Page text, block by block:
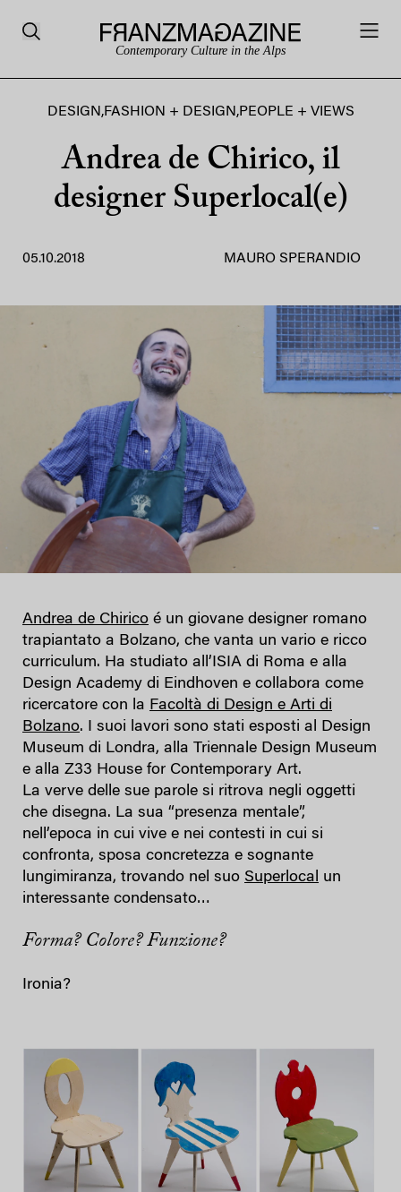
Contemporary Culture in the Alps
DESIGN ,FASHION + DESIGN ,PEOPLE + VIEWS
Andrea de Chirico, il
designer Superlocal(e)
05.10.2018 MAURO SPERANDIO
Andrea de Chirico é un giovane designer romano
trapiantato a Bolzano, che vanta un vario e ricco
curriculum. Ha studiato all’ISIA di Roma e alla
Design Academy di Eindhoven e collabora come
ricercatore con la Facoltà di Design e Arti di
Bolzano. I suoi lavori sono stati esposti al Design
Museum di Londra, alla Triennale Design Museum
e alla Z33 House for Contemporary Art.
La verve delle sue parole si ritrova negli oggetti
che disegna. La sua “presenza mentale”,
nell’epoca in cui vive e nei contesti in cui si
confronta, sposa concretezza e sognante
lungimiranza, trovando nel suo Superlocal un
interessante condensato…
Forma? Colore? Funzione?
Ironia?